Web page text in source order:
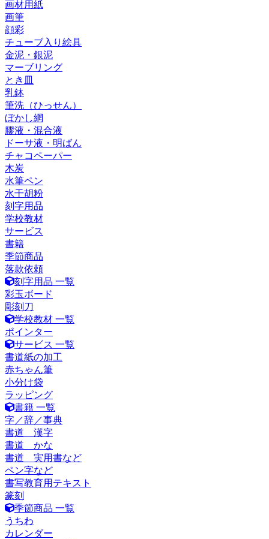
画材用紙
画筆
顔彩
チューブ入り絵具
金泥・銀泥
マーブリング
とき皿
乳鉢
筆洗（ひっせん）
ぼかし網
膠液・混合液
ドーサ液・明ばん
チャコペーパー
木炭
水筆ペン
水干胡粉
刻字用品
学校教材
サービス
書籍
季節商品
落款依頼
刻字用品 一覧
彩玉ボード
彫刻刀
学校教材 一覧
ポインター
サービス 一覧
書道紙の加工
赤ちゃん筆
小分け袋
ラッピング
書籍 一覧
字／辞／事典
書道 漢字
書道 かな
書道 実用書など
ペン字など
書写教育用テキスト
篆刻
季節商品 一覧
うちわ
カレンダー